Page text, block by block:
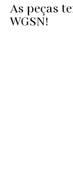
As peças
WGSN!